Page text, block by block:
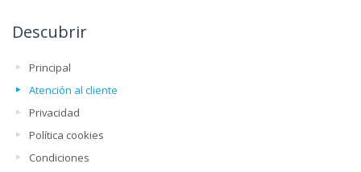
Descubrir
Principal
Atención al cliente
Privacidad
Política cookies
Condiciones